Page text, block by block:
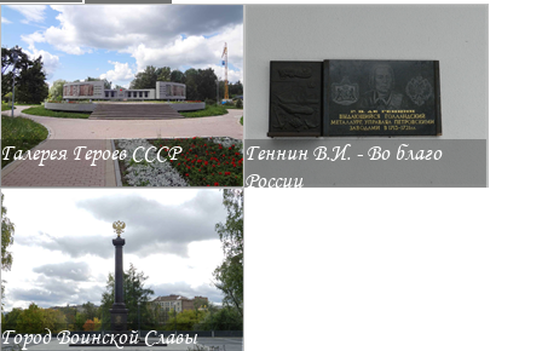
Галерея Героев СССР
Геннин В.И. - Во благо
России
Город Воинской Славы